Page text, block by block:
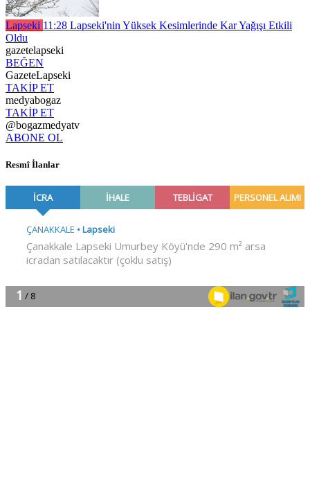
Lapseki 11:28 Lapseki'nin Yüksek Kesimlerinde Kar Yağışı Etkili
Oldu
gazetelapseki
BEĞEN
GazeteLapseki
TAKİP ET
medyabogaz
TAKİP ET
@bogazmedyatv
ABONE OL
Resmî İlanlar